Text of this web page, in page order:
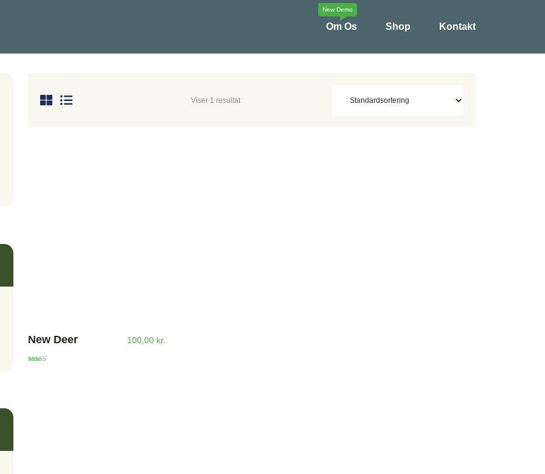
Om Os Shop Kontakt
Viser 1 resultat
New Deer 100,00 kr.